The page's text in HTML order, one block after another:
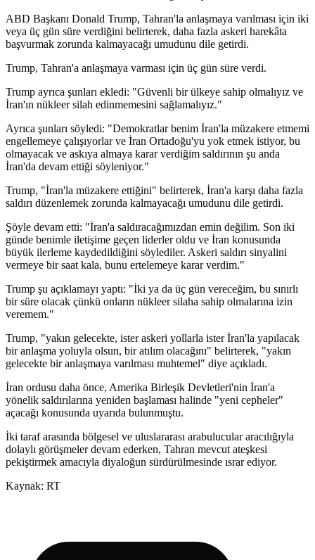
ABD Başkanı Donald Trump, Tahran'la anlaşmaya varılması için iki
veya üç gün süre verdiğini belirterek, daha fazla askeri harekâta
başvurmak zorunda kalmayacağı umudunu dile getirdi.
Trump, Tahran'a anlaşmaya varması için üç gün süre verdi.
Trump ayrıca şunları ekledi: "Güvenli bir ülkeye sahip olmalıyız ve
İran'ın nükleer silah edinmemesini sağlamalıyız."
Ayrıca şunları söyledi: "Demokratlar benim İran'la müzakere etmemi
engellemeye çalışıyorlar ve İran Ortadoğu'yu yok etmek istiyor, bu
olmayacak ve askıya almaya karar verdiğim saldırının şu anda
İran'da devam ettiği söyleniyor."
Trump, "İran'la müzakere ettiğini" belirterek, İran'a karşı daha fazla
saldırı düzenlemek zorunda kalmayacağı umudunu dile getirdi.
Şöyle devam etti: "İran'a saldıracağımızdan emin değilim. Son iki
günde benimle iletişime geçen liderler oldu ve İran konusunda
büyük ilerleme kaydedildiğini söylediler. Askeri saldırı sinyalini
vermeye bir saat kala, bunu ertelemeye karar verdim."
Trump şu açıklamayı yaptı: "İki ya da üç gün vereceğim, bu sınırlı
bir süre olacak çünkü onların nükleer silaha sahip olmalarına izin
veremem."
Trump, "yakın gelecekte, ister askeri yollarla ister İran'la yapılacak
bir anlaşma yoluyla olsun, bir atılım olacağını" belirterek, "yakın
gelecekte bir anlaşmaya varılması muhtemel" diye açıkladı.
İran ordusu daha önce, Amerika Birleşik Devletleri'nin İran'a
yönelik saldırılarına yeniden başlaması halinde "yeni cepheler"
açacağı konusunda uyarıda bulunmuştu.
İki taraf arasında bölgesel ve uluslararası arabulucular aracılığıyla
dolaylı görüşmeler devam ederken, Tahran mevcut ateşkesi
pekiştirmek amacıyla diyaloğun sürdürülmesinde ısrar ediyor.
Kaynak: RT